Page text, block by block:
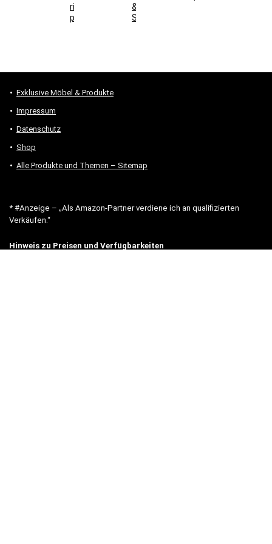
richtig
prüfen
&
Stauraum
Exklusive Möbel & Produkte
Impressum
Datenschutz
Shop
Alle Produkte und Themen – Sitemap
* #Anzeige – „Als Amazon-Partner verdiene ich an qualifizierten
Verkäufen.“
Hinweis zu Preisen und Verfügbarkeiten